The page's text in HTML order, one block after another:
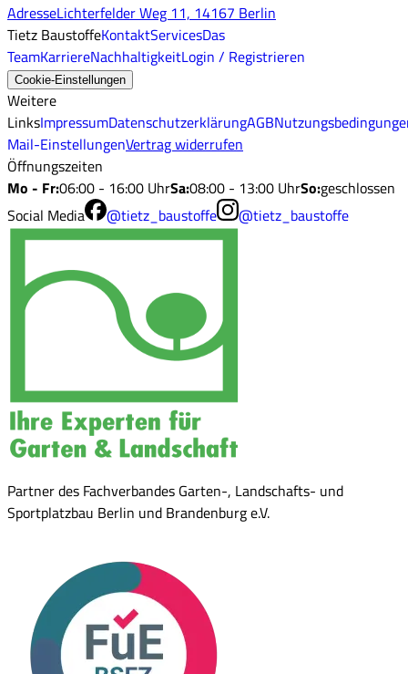
AdresseLichterfelder Weg 11, 14167 Berlin
Tietz BaustoffeKontaktServicesDas
TeamKarriereNachhaltigkeitLogin / Registrieren
Cookie-Einstellungen
Weitere
LinksImpressumDatenschutzerklärungAGB
Mail-EinstellungenVertrag widerrufen
Öffnungszeiten
Mo - Fr:06:00 - 16:00 UhrSa:08:00 - 13:00 UhrSo:geschlossen
Social Media
@tietz_baustoffe @tietz_baustoffe
Partner des Fachverbandes Garten-, Landschafts- und
Sportplatzbau Berlin und Brandenburg e.V.